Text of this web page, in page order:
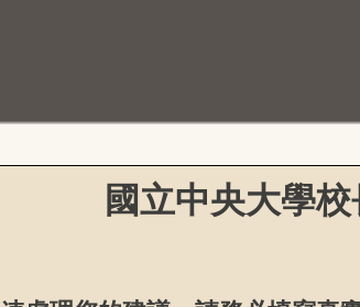
國立中央大學